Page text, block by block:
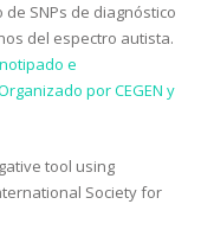
SNPs de diagnóstico
del espectro autista.
e
por CEGEN y
tool using
Society for